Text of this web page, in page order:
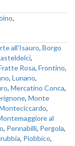
,
all'Isauro, Borgo
,
Rosa, Frontino,
, Lunano,
, Mercatino Conca,
, Monte
,
al
, Pennabilli, Pergola,
, Piobbico,